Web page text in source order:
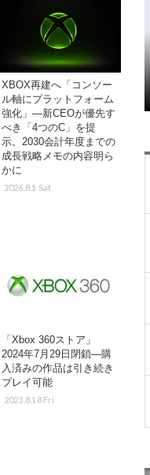
XBOX再建へ「コンソー
ル軸にプラットフォーム
強化」―新CEOが優先す
べき「4つのC」を提
示。2030会計年度までの
成長戦略メモの内容明ら
かに
2026.8.1 Sat
「Xbox 360ストア」
2024年7月29日閉鎖―購
入済みの作品は引き続き
プレイ可能
2023.8.18 Fri